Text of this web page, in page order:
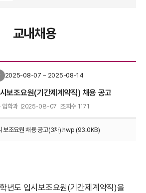
교내채용
2025-08-07 ~ 2025-08-14
보조요원(기간제계약직) 채용 공고
입학과 2025-08-07 조회수 1171
2026학년도 대입 입시보조요원 채용 공고(3차).hwp (93.0KB)
년도 입시보조요원(기간제계약직)을